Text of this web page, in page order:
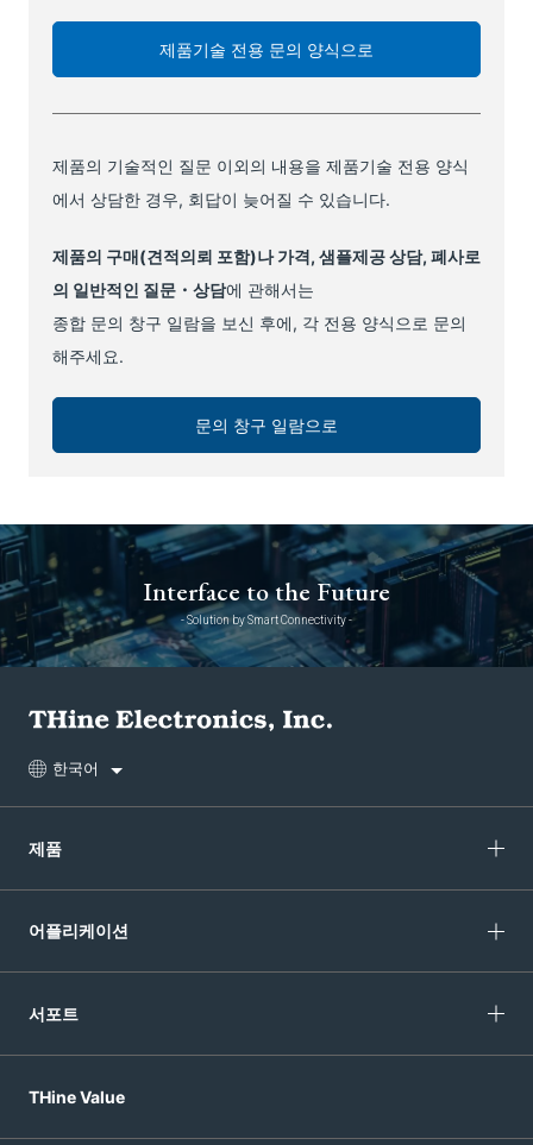
제품기술 전용 문의 양식으로
제품의 기술적인 질문 이외의 내용을 제품기술 전용 양식
에서 상담한 경우, 회답이 늦어질 수 있습니다.
제품의 구매(견적의뢰 포함)나 가격, 샘플제공 상담, 폐사로
의 일반적인 질문・상담에 관해서는
종합 문의 창구 일람을 보신 후에, 각 전용 양식으로 문의
해주세요.
문의 창구 일람으로
Interface to the Future
- Solution by Smart Connectivity -
한국어
제품
어플리케이션
서포트
THine Value